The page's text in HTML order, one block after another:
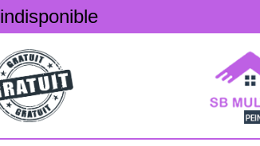
indisponible